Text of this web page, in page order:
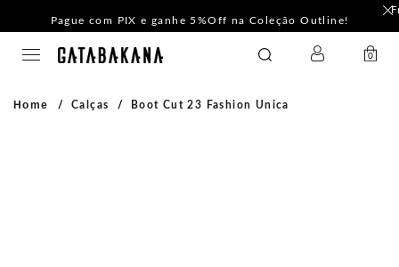
Pague com PIX e ganhe 5%Off na Coleção Outline!
GATABAKANA 0
Home Calças Boot Cut 23 Fashion Unica